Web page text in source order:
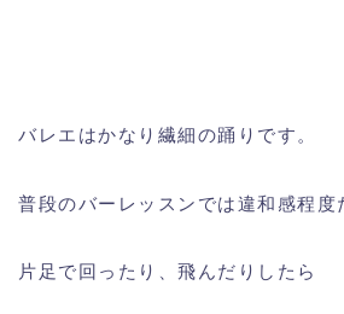
バレエはかなり繊細の踊りです。
普段のバーレッスンでは違和感程度
片足で回ったり、飛んだりしたら